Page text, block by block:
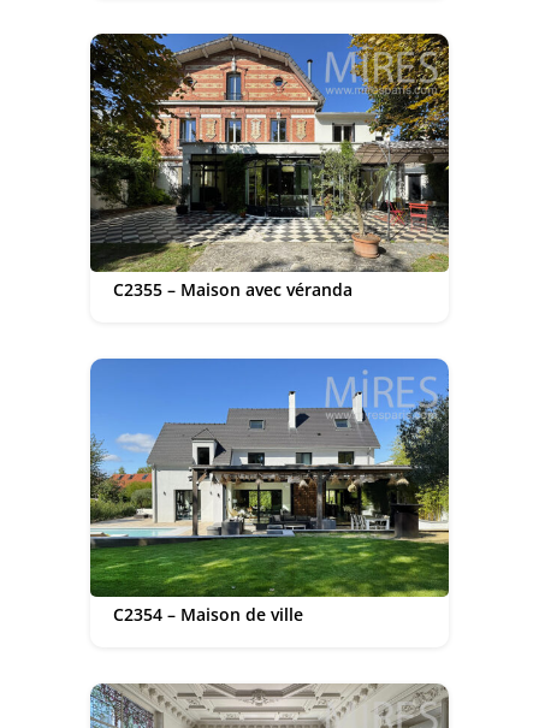
C2355 – Maison avec véranda
C2354 – Maison de ville